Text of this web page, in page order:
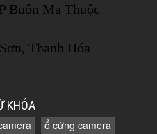
Buôn Ma Thuộc
Thanh Hóa
KHÓA
ổ cứng camera